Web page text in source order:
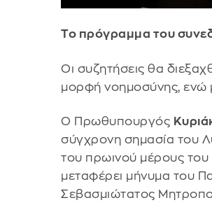
Το πρόγραμμα του
Οι συζητήσεις θα
μορφή νοημοσύνης, ενώ
Ο Πρωθυπουργός
σύγχρονη σημασία του
του πρωινού μέρους
μεταφέρει μήνυμα του
Σεβασμιώτατος